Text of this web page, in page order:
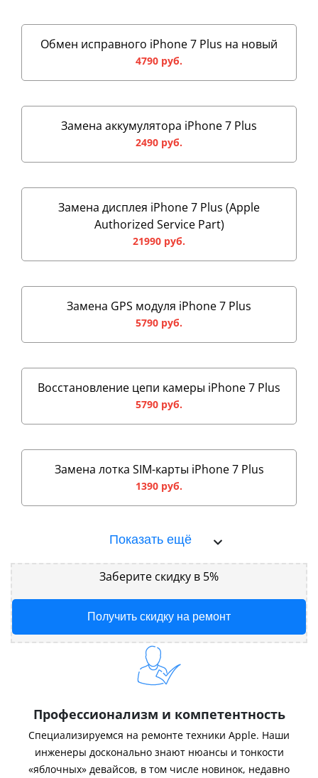
Обмен исправного iPhone 7 Plus на новый
4790 руб.
Замена аккумулятора iPhone 7 Plus
2490 руб.
Замена дисплея iPhone 7 Plus (Apple
Authorized Service Part)
21990 руб.
Замена GPS модуля iPhone 7 Plus
5790 руб.
Восстановление цепи камеры iPhone 7 Plus
5790 руб.
Замена лотка SIM-карты iPhone 7 Plus
1390 руб.
Показать ещё
Заберите скидку в 5%
Получить скидку на ремонт
Профессионализм и компетентность
Специализируемся на ремонте техники Apple. Наши
инженеры досконально знают нюансы и тонкости
«яблочных» девайсов, в том числе новинок, недавно